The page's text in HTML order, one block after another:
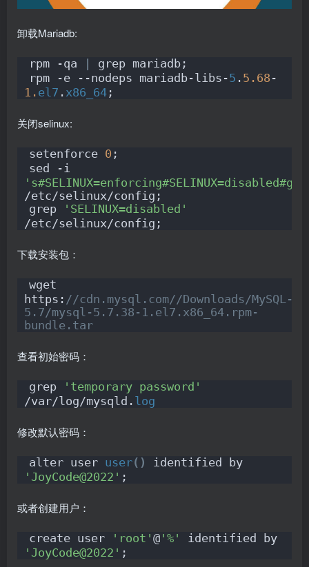
卸载Mariadb:
rpm -qa
grep mariadb;
rpm -e --nodeps mariadb-libs-5 . 5.68 -
1. el7 . x86_64 ;
关闭selinux:
setenforce 0 ;
's#SELINUX=enforcing#SELINUX=disabled#g'
/etc/selinux/config;
grep
'SELINUX=disabled'
/etc/selinux/config;
下载安装包：
wget
https: //cdn.mysql.com//Downloads/MySQL-
5.7/mysql-5.7.38-1.el7.x86_64.rpm-
bundle.tar
查看初始密码：
grep
'temporary password'
/var/log/mysqld. log
修改默认密码：
alter user user()
'JoyCode@2022' ;
或者创建用户：
create user 'root' @ '%'
'JoyCode@2022' ;